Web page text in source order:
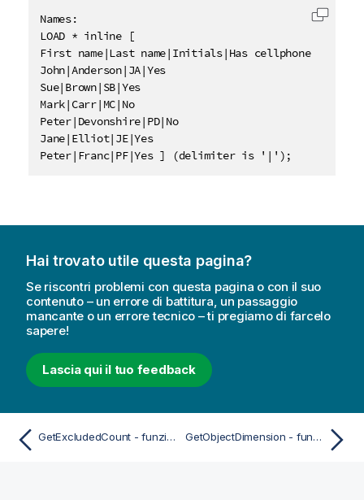
Names:
LOAD * inline [
First name|Last name|Initials|Has cellphone
John|Anderson|JA|Yes
Sue|Brown|SB|Yes
Mark|Carr|MC|No
Peter|Devonshire|PD|No
Jane|Elliot|JE|Yes
Peter|Franc|PF|Yes ] (delimiter is '|');
Copia
Hai trovato utile questa pagina?
Se riscontri problemi con questa pagina o con il suo
contenuto – un errore di battitura, un passaggio
mancante o un errore tecnico – ti pregiamo di farcelo
sapere!
Lascia qui il tuo feedback
GetExcludedCount - funzione per grafici GetObjectDimension - funzione per grafici